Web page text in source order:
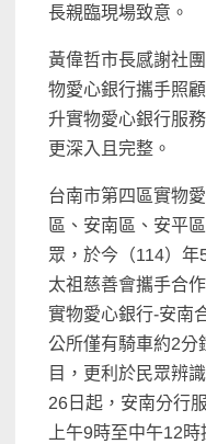
長親臨現場致意。
黃偉哲市長感謝社
物愛心銀行攜手照
升實物愛心銀行服
更深入且完整。
台南市第四區實物
區、安南區、安平
眾，於今（114）
太祖慈善會攜手合
實物愛心銀行-安南
公所僅有騎車約2分
目，更利於民眾辨
26日起，安南分行
上午9時至中午12